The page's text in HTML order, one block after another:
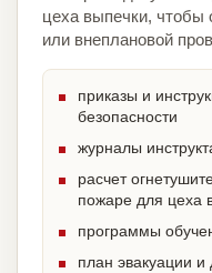
цеха выпечки, чтобы
или внеплановой
приказы и
безопасности
журналы
расчет
пожаре для цеха
программы
план эвакуации